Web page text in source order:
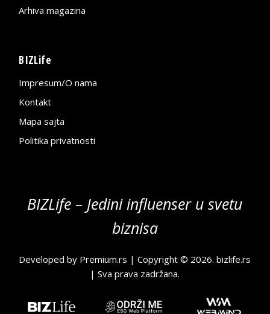
Arhiva magazina
BIZLife
Impresum/O nama
Kontakt
Mapa sajta
Politika privatnosti
BIZLife – Jedini influenser u svetu
biznisa
Developed by Premium.rs | Copyright © 2026.bizlife.rs
| Sva prava zadržana.